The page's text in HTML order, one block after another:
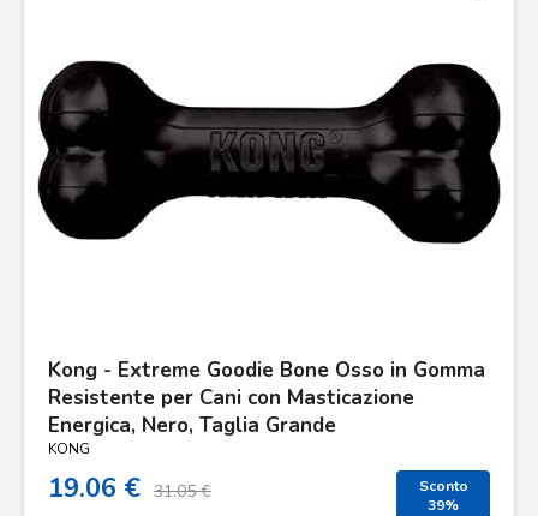
Kong - Extreme Goodie Bone Osso in Gomma
Resistente per Cani con Masticazione
Energica, Nero, Taglia Grande
KONG
19.06 € 31.05 €
Sconto
39%